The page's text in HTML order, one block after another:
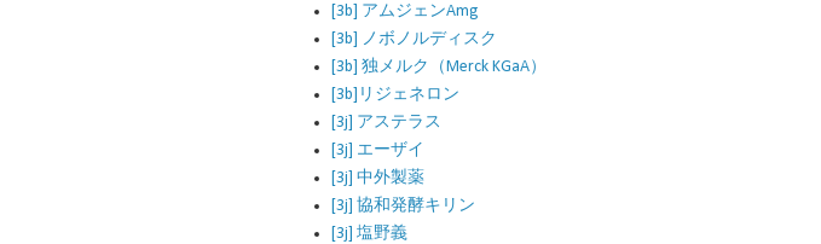
[3b] アムジェンAmg
[3b] ノボノルディスク
[3b] 独メルク（Merck KGaA）
[3b]リジェネロン
[3j] アステラス
[3j] エーザイ
[3j] 中外製薬
[3j] 協和発酵キリン
[3j] 塩野義